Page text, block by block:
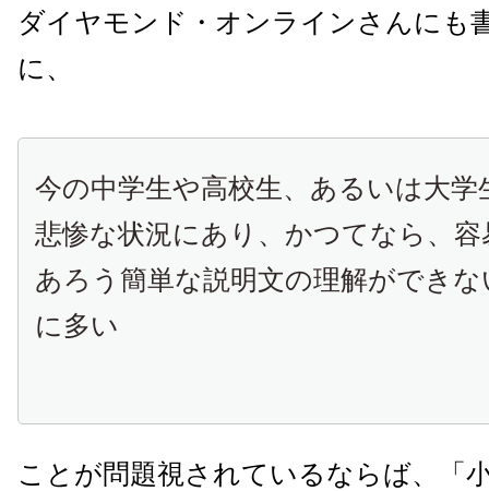
ダイヤモンド・オンラインさんにも
に、
今の中学生や高校生、あるいは大学
悲惨な状況にあり、かつてなら、
あろう簡単な説明文の理解ができ
に多い
ことが問題視されているならば、「